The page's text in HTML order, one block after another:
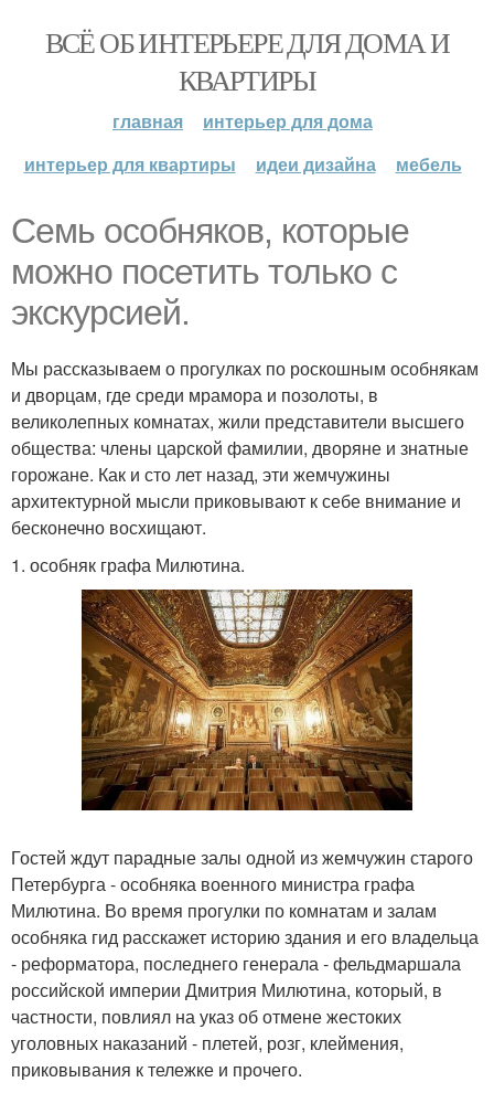
ВСЁ ОБ ИНТЕРЬЕРЕ ДЛЯ ДОМА И
КВАРТИРЫ
главная
интерьер для дома
интерьер для квартиры
идеи дизайна мебель
Семь особняков, которые
можно посетить только с
экскурсией.
Мы рассказываем о прогулках по роскошным особнякам
и дворцам, где среди мрамора и позолоты, в
великолепных комнатах, жили представители высшего
общества: члены царской фамилии, дворяне и знатные
горожане. Как и сто лет назад, эти жемчужины
архитектурной мысли приковывают к себе внимание и
бесконечно восхищают.
1. особняк графа Милютина.
Гостей ждут парадные залы одной из жемчужин старого
Петербурга - особняка военного министра графа
Милютина. Во время прогулки по комнатам и залам
особняка гид расскажет историю здания и его владельца
- реформатора, последнего генерала - фельдмаршала
российской империи Дмитрия Милютина, который, в
частности, повлиял на указ об отмене жестоких
уголовных наказаний - плетей, розг, клеймения,
приковывания к тележке и прочего.